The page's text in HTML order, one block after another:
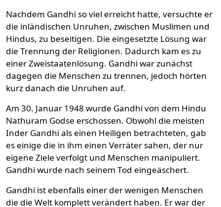
Nachdem Gandhi so viel erreicht hatte, versuchte er
die inländischen Unruhen, zwischen Muslimen und
Hindus, zu beseitigen. Die eingesetzte Lösung war
die Trennung der Religionen. Dadurch kam es zu
einer Zweistaatenlösung. Gandhi war zunächst
dagegen die Menschen zu trennen, jedoch hörten
kurz danach die Unruhen auf.
Am 30. Januar 1948 wurde Gandhi von dem Hindu
Nathuram Godse erschossen. Obwohl die meisten
Inder Gandhi als einen Heiligen betrachteten, gab
es einige die in ihm einen Verräter sahen, der nur
eigene Ziele verfolgt und Menschen manipuliert.
Gandhi wurde nach seinem Tod eingeäschert.
Gandhi ist ebenfalls einer der wenigen Menschen
die die Welt komplett verändert haben. Er war der